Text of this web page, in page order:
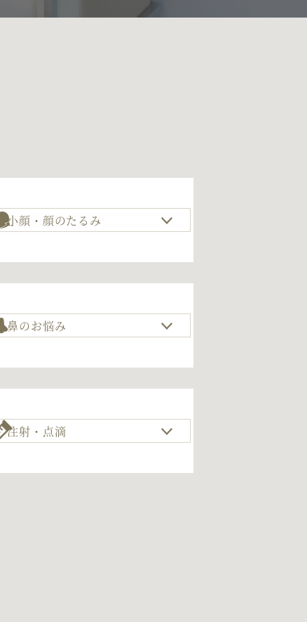
小顔・顔のたるみ
鼻のお悩み
注射・点滴